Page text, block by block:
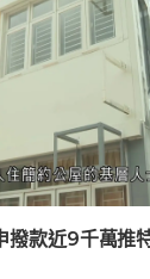
撥款近9千萬推